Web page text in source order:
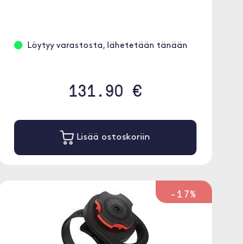
Löytyy varastosta, lähetetään tänään
131.90 €
Lisää ostoskoriin
-17%